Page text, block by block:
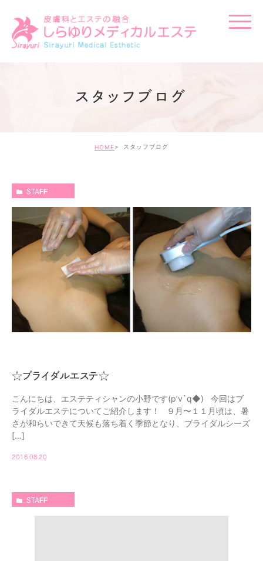
スタッフブログ
HOME スタッフブログ
STAFF
☆ブライダルエステ☆
こんにちは、エステティシャンの小野です(p’v`q◆) 今回はブ
ライダルエステについてご紹介します！ ９月〜１１月頃は、暑
さが和らいできて天候も落ち着く季節となり、ブライダルシーズ
[…]
2016.08.20
STAFF